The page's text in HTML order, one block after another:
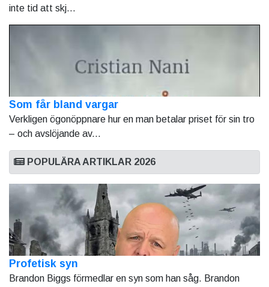
inte tid att skj...
Som får bland vargar
Verkligen ögonöppnare hur en man betalar priset för sin tro
– och avslöjande av...
POPULÄRA ARTIKLAR 2026
Profetisk syn
Brandon Biggs förmedlar en syn som han såg. Brandon